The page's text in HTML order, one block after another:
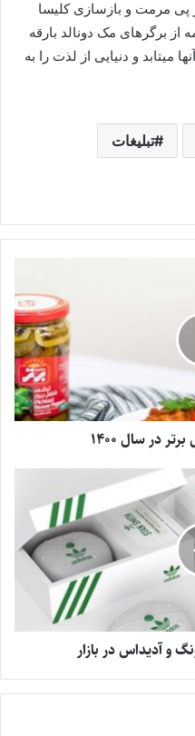
پی مرمت و بازسازی کلیسا
از برگرهای مک دونالد بارقه
می­تابد و دنیایی از لذت را به
تبلیغات
در سال 1400
آدیداس در بازار